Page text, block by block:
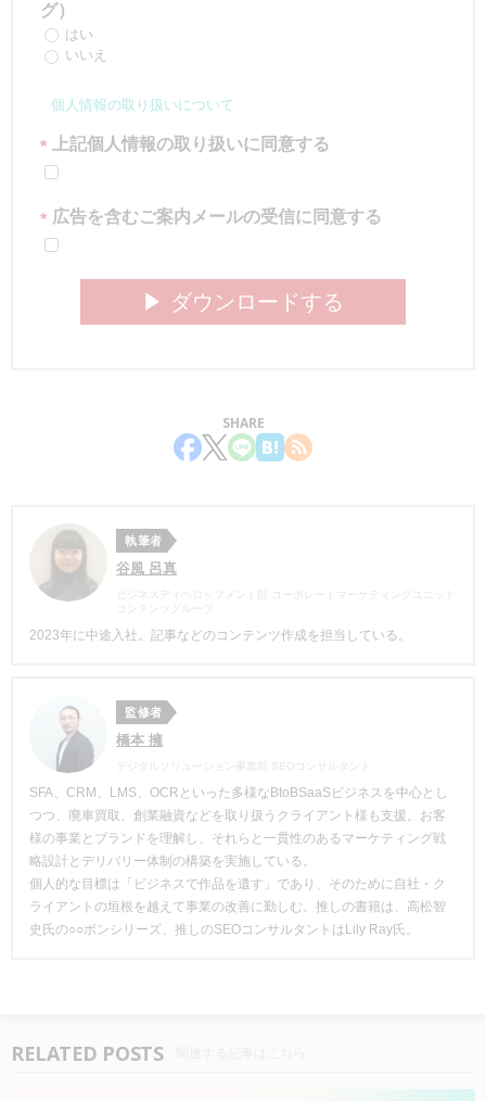
グ）
はい
いいえ
個人情報の取り扱いについて
* 上記個人情報の取り扱いに同意する
* 広告を含むご案内メールの受信に同意する
▶︎ ダウンロードする
SHARE
執筆者
谷風 呂真
ビジネスディベロップメント部 コーポレートマーケティングユニット
コンテンツグループ
2023年に中途入社。記事などのコンテンツ作成を担当している。
監修者
橋本 擁
デジタルソリューション事業部 SEOコンサルタント
SFA、CRM、LMS、OCRといった多様なBtoBSaaSビジネスを中心とし
つつ、廃車買取、創業融資などを取り扱うクライアント様も支援。お客
様の事業とブランドを理解し、それらと一貫性のあるマーケティング戦
略設計とデリバリー体制の構築を実施している。
個人的な目標は「ビジネスで作品を遺す」であり、そのために自社・ク
ライアントの垣根を越えて事業の改善に勤しむ。推しの書籍は、高松智
史氏の○○ボンシリーズ、推しのSEOコンサルタントはLily Ray氏。
RELATED POSTS